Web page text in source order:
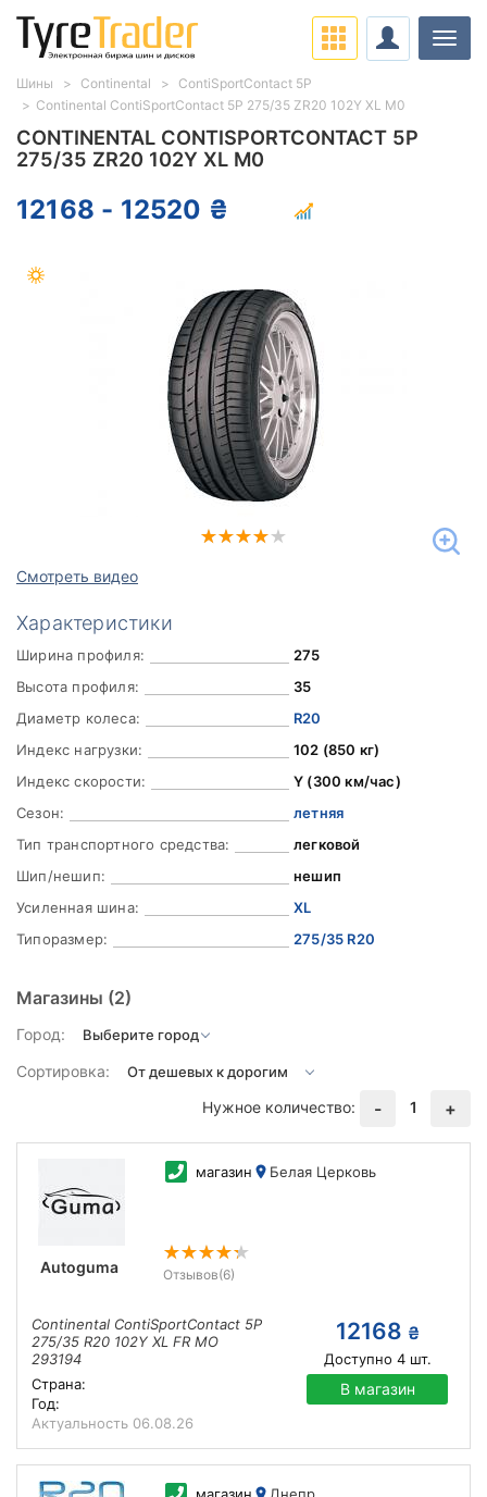
CONTINENTAL CONTISPORTCONTACT 5P
275/35 ZR20 102Y XL M0
12168 - 12520 ₴
Смотреть видео
Характеристики
Ширина профиля:
275
Высота профиля:
35
Диаметр колеса:
R20
Индекс нагрузки:
102 (850 кг)
Индекс скорости:
Y (300 км/час)
Сезон:
летняя
Тип транспортного средства:
легковой
Шип/нешип:
нешип
Усиленная шина:
XL
Типоразмер:
275/35 R20
Магазины (2)
Город:
Сортировка:
Нужное количество:
- 1 +
Autoguma
магазин Белая Церковь
Отзывов(6)
Continental ContiSportContact 5P
275/35 R20 102Y XL FR MO
293194
Страна:
Год:
Актуальность 06.08.26
12168 ₴
Доступно 4шт.
В магазин
Шины Continental
ContiSportContact 5P
Continental ContiSportContact 5P 275/35 ZR20 102Y XL M0